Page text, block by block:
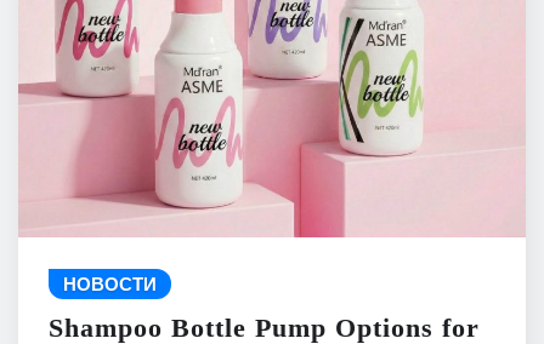
НОВОСТИ
Shampoo Bottle Pump Options for